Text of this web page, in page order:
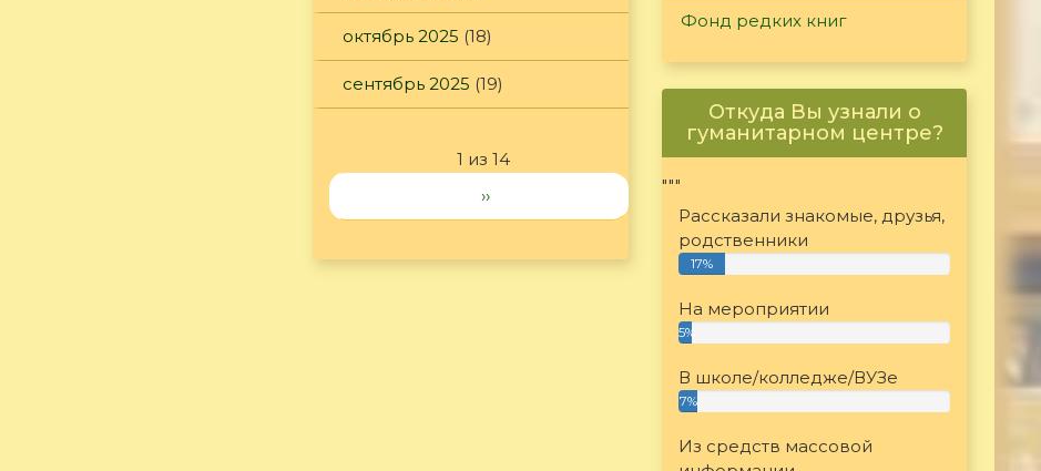
октябрь 2025 (18)
сентябрь 2025 (19)
1 из 14
››
Фонд редких книг
Откуда Вы узнали о
гуманитарном центре?
"""
Рассказали знакомые, друзья,
родственники
17%
На мероприятии
5%
В школе/колледже/ВУЗе
7%
Из средств массовой